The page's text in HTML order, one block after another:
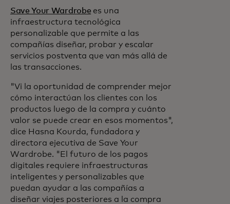
Save Your Wardrobe es una
infraestructura tecnológica
personalizable que permite a las
compañías diseñar, probar y escalar
servicios postventa que van más allá de
las transacciones.
"Vi la oportunidad de comprender mejor
cómo interactúan los clientes con los
productos luego de la compra y cuánto
valor se puede crear en esos momentos",
dice Hasna Kourda, fundadora y
directora ejecutiva de Save Your
Wardrobe. "El futuro de los pagos
digitales requiere infraestructuras
inteligentes y personalizables que
puedan ayudar a las compañías a
diseñar viajes posteriores a la compra